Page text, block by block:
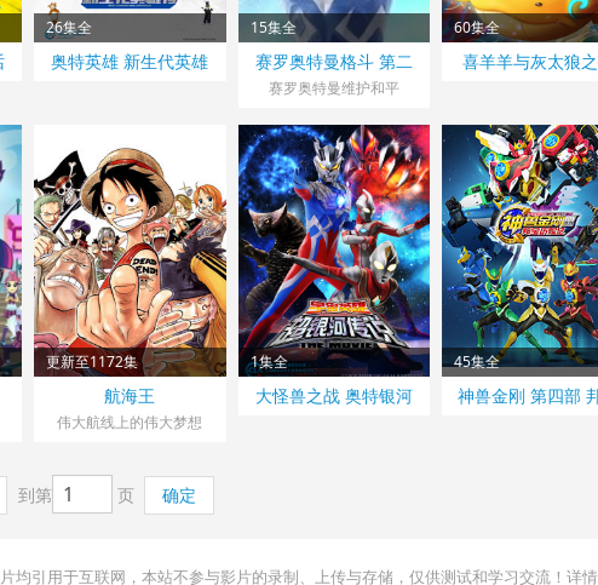
26集全
奥特英雄 新生代英雄
15集全
赛罗奥特曼格斗 第二
季
赛罗奥特曼维护和平
60集全
喜羊羊与灰太狼
更新至1172集
航海王
伟大航线上的伟大梦想
1集全
大怪兽之战 奥特银河
45集全
神兽金刚 第四部
到第 页 确定
均引用于互联网，本站不参与影片的录制、上传与存储，仅供测试和学习交流！详